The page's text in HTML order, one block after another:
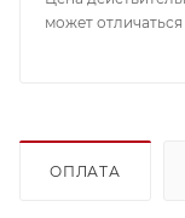
может
ОПЛАТА